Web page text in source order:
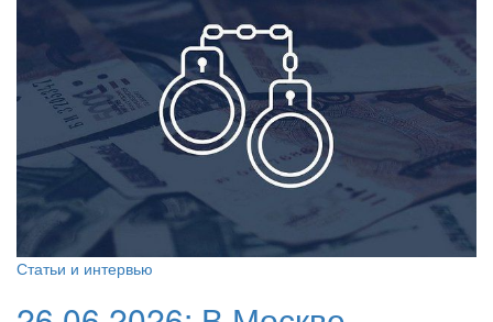
Статьи и интервью